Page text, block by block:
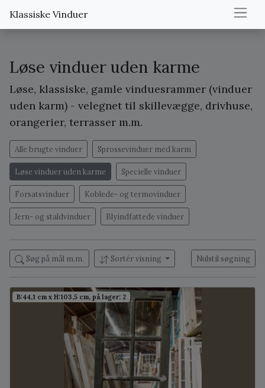
Klassiske Vinduer
Løse vinduer uden karme
Løse, klassiske, gamle vinduesrammer (vinduer
uden karm) - velegnet til skillevægge, drivhuse,
orangerier, terrasser m.m.
Alle brugte vinduer Sprossevinduer med karm
Løse vinduer uden karme Specielle vinduer
Forsatsvinduer Koblede- og termovinduer
Jern- og staldvinduer Blyindfattede vinduer
Søg på mål m.m. Sortér visning Nulstil søgning
B:44,1 cm x H:103,5 cm, på lager: 2